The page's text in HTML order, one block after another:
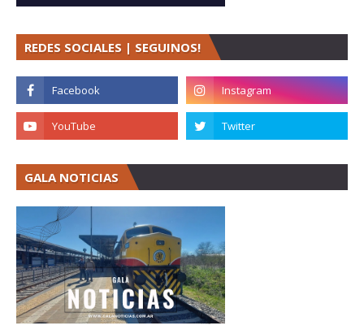
REDES SOCIALES | SEGUINOS!
GALA NOTICIAS